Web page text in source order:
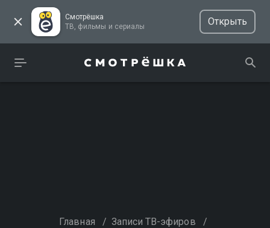
Смотрёшка
ТВ, фильмы и сериалы
Открыть
Главная / Записи ТВ-эфиров /